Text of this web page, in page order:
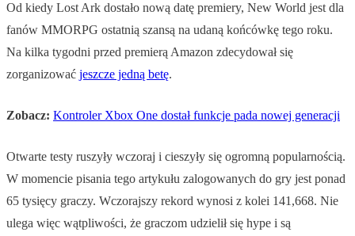
Od kiedy Lost Ark dostało nową datę premiery, New World jest dla
fanów MMORPG ostatnią szansą na udaną końcówkę tego roku.
Na kilka tygodni przed premierą Amazon zdecydował się
zorganizować jeszcze jedną betę.
Zobacz: Kontroler Xbox One dostał funkcje pada nowej generacji
Otwarte testy ruszyły wczoraj i cieszyły się ogromną popularnością.
W momencie pisania tego artykułu zalogowanych do gry jest ponad
65 tysięcy graczy. Wczorajszy rekord wynosi z kolei 141,668. Nie
ulega więc wątpliwości, że graczom udzielił się hype i są